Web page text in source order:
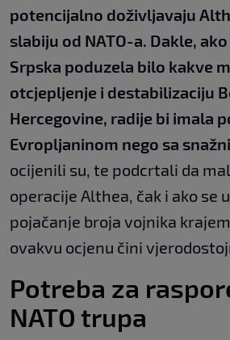
potencijalno doživljavaju
slabiju od NATO-a. Dakle,
Srpska poduzela bilo kakve
otcjepljenje i destabilizaciju
Hercegovine, radije bi imala
Evropljaninom nego sa
ocijenili su, te podcrtali da
operacije Althea, čak i ako se
pojačanje broja vojnika
ovakvu ocjenu čini
Potreba za
NATO trupa